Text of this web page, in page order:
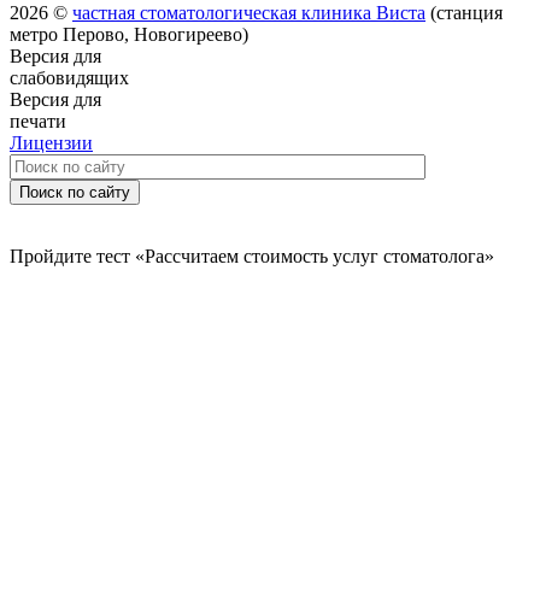
2026 © частная стоматологическая клиника Виста (станция
метро Перово, Новогиреево)
Версия для
слабовидящих
Версия для
печати
Лицензии
Поиск по сайту
Пройдите тест «Рассчитаем стоимость услуг стоматолога»